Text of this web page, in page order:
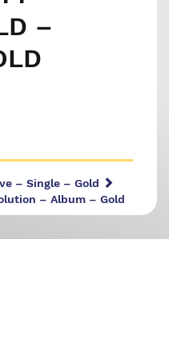
–
– Single – Gold
– Album – Gold